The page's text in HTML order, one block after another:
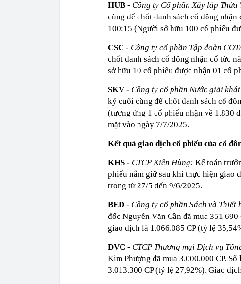
HUB - Công ty Cổ phần Xây lắp Thừa
cùng để chốt danh sách cổ đông
100:15 (Người sở hữu 100 cổ phiếu
CSC - Công ty cổ phần Tập đoàn
chốt danh sách cổ đông nhận cổ tức
sở hữu 10 cổ phiếu được nhận 01 cổ
SKV - Công ty cổ phần Nước giải
ký cuối cùng để chốt danh sách cổ
(tương ứng 1 cổ phiếu nhận về 1.830
mặt vào ngày 7/7/2025.
Kết quả giao dịch cổ phiếu của cổ
KHS - CTCP Kiên Hùng: Kế toán
phiếu nắm giữ sau khi thực hiện giao
trong từ 27/5 đến 9/6/2025.
BED - Công ty cổ phần Sách và
đốc Nguyễn Văn Cần đã mua
giao dịch là 1.066.085 CP (tỷ lệ
DVC - CTCP Thương mại Dịch vụ
Kim Phượng đã mua 3.000.000 CP.
3.013.300 CP (tỷ lệ 27,92%). Giao